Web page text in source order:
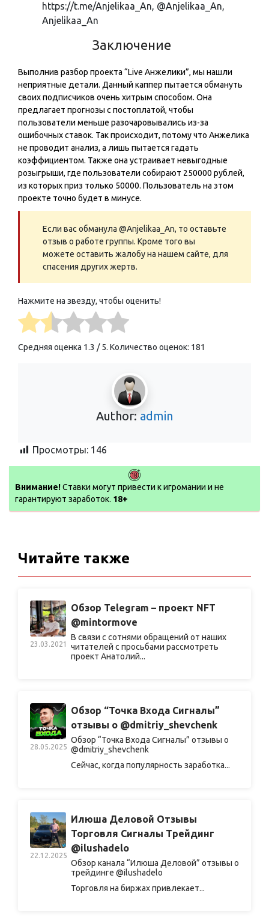
https://t.me/Anjelikaa_An, @Anjelikaa_An,
Anjelikaa_An
Заключение
Выполнив разбор проекта “Live Анжелики️️”, мы нашли
неприятные детали. Данный каппер пытается обмануть
своих подписчиков очень хитрым способом. Она
предлагает прогнозы с постоплатой, чтобы
пользователи меньше разочаровывались из-за
ошибочных ставок. Так происходит, потому что Анжелика
не проводит анализ, а лишь пытается гадать
коэффициентом. Также она устраивает невыгодные
розыгрыши, где пользователи собирают 250000 рублей,
из которых приз только 50000. Пользователь на этом
проекте точно будет в минусе.
Если вас обманула @Anjelikaa_An, то оставьте
отзыв о работе группы. Кроме того вы
можете оставить жалобу на нашем сайте, для
спасения других жертв.
Нажмите на звезду, чтобы оценить!
Средняя оценка 1.3 / 5. Количество оценок: 181
Author: admin
Просмотры: 146
Внимание!Ставки могут привести к игромании и не
гарантируют заработок. 18+
Читайте также
23.03.2021
Обзор Telegram – проект NFT
@mintormove
В связи с сотнями обращений от наших
читателей с просьбами рассмотреть
проект Анатолий...
28.05.2025
Обзор “Точка Входа Сигналы”
отзывы о @dmitriy_shevchenk
Обзор “Точка Входа Сигналы” отзывы о
@dmitriy_shevchenk
Сейчас, когда популярность заработка...
22.12.2025
Илюша Деловой Отзывы
Торговля Сигналы Трейдинг
@ilushadelo
Обзор канала “Илюша Деловой” отзывы о
трейдинге @ilushadelo
Торговля на биржах привлекает...